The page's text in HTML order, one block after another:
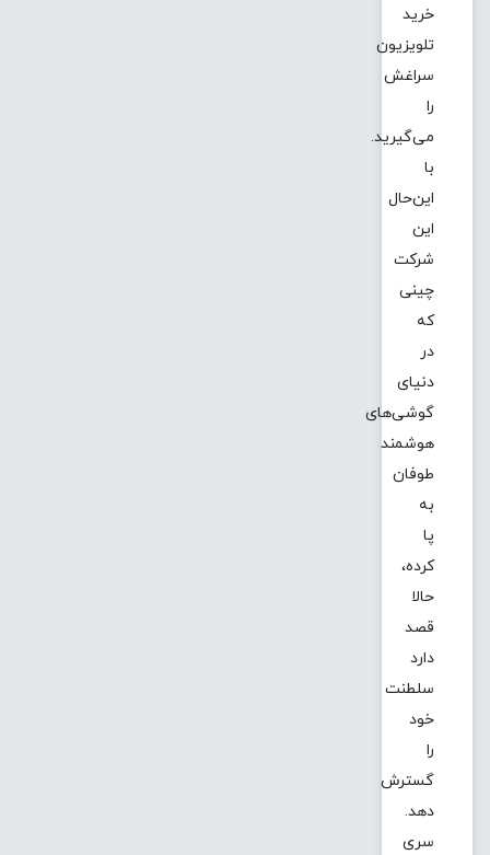
خرید
تلویزیون
سراغش
را
می‌گیرید.
با
این‌حال
این
شرکت
چینی
که
در
دنیای
گوشی‌های
هوشمند
طوفان
به
پا
کرده،
حالا
قصد
دارد
سلطنت
خود
را
گسترش
دهد.
سری